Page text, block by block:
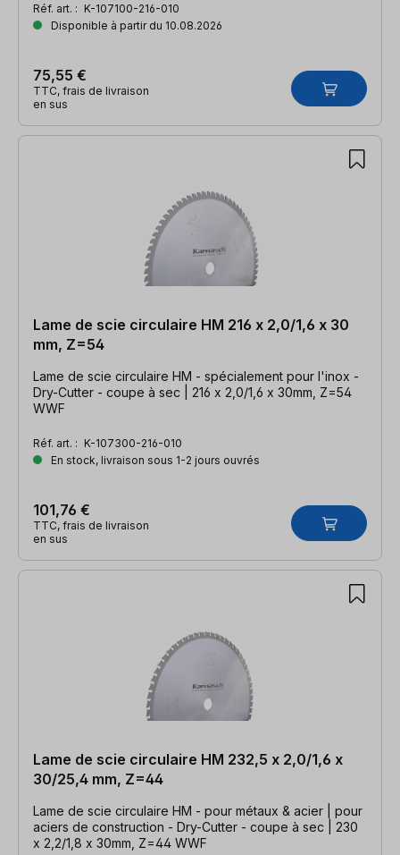
Réf. art. : K-107100-216-010
Disponible à partir du 10.08.2026
75,55 €
TTC, frais de livraison
en sus
Lame de scie circulaire HM 216 x 2,0/1,6 x 30
mm, Z=54
Lame de scie circulaire HM - spécialement pour l'inox -
Dry-Cutter - coupe à sec | 216 x 2,0/1,6 x 30mm, Z=54
WWF
Réf. art. : K-107300-216-010
En stock, livraison sous 1-2 jours ouvrés
101,76 €
TTC, frais de livraison
en sus
Lame de scie circulaire HM 232,5 x 2,0/1,6 x
30/25,4 mm, Z=44
Lame de scie circulaire HM - pour métaux & acier | pour
aciers de construction - Dry-Cutter - coupe à sec | 230
x 2,2/1,8 x 30mm, Z=44 WWF